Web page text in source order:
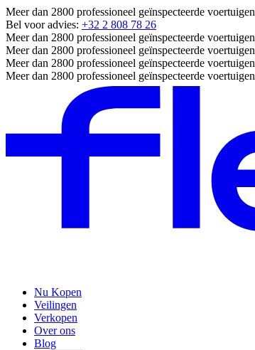
Meer dan 2800 professioneel geïnspecteerde voertuigen
Bel voor advies: +32 2 808 78 26
Meer dan 2800 professioneel geïnspecteerde voertuigen
Meer dan 2800 professioneel geïnspecteerde voertuigen
Meer dan 2800 professioneel geïnspecteerde voertuigen
Meer dan 2800 professioneel geïnspecteerde voertuigen
Nu Kopen
Veilingen
Verkopen
Over ons
Blog